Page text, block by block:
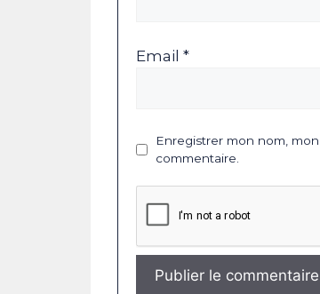
Email *
Enregistrer mon nom,
commentaire.